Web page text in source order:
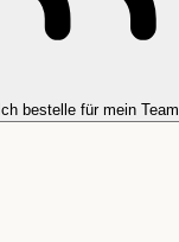
Ich bestelle für mein Team.